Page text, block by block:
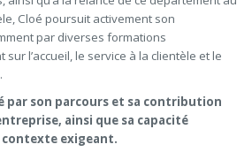
Cloé poursuit activement son
par diverses formations
l’accueil, le service à la clientèle et le
par son parcours et sa contribution
ainsi que sa capacité
contexte exigeant.